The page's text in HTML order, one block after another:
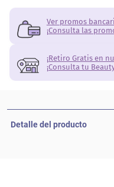
Ver promos
¡Consulta las
¡Retiro Gratis en
¡Consulta tu
Detalle del producto